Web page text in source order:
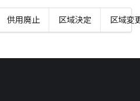
供用廃止 区域決定 区域変